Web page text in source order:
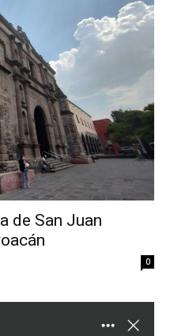
de San Juan
0